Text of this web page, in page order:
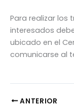
Para realizar los
interesados
ubicado en el
comunicarse al
ANTERIOR